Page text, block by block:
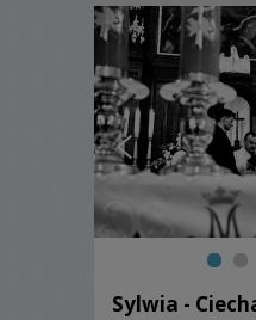
Sylwia -